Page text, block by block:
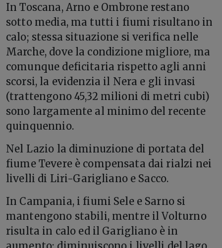
In Toscana, Arno e Ombrone restano
sotto media, ma tutti i fiumi risultano in
calo; stessa situazione si verifica nelle
Marche, dove la condizione migliore, ma
comunque deficitaria rispetto agli anni
scorsi, la evidenzia il Nera e gli invasi
(trattengono 45,32 milioni di metri cubi)
sono largamente al minimo del recente
quinquennio.
Nel Lazio la diminuzione di portata del
fiume Tevere è compensata dai rialzi nei
livelli di Liri-Garigliano e Sacco.
In Campania, i fiumi Sele e Sarno si
mantengono stabili, mentre il Volturno
risulta in calo ed il Garigliano è in